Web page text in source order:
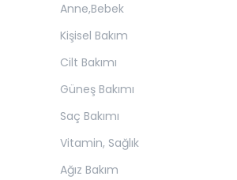
Anne,Bebek
Kişisel Bakım
Cilt Bakımı
Güneş Bakımı
Saç Bakımı
Vitamin, Sağlık
Ağız Bakım